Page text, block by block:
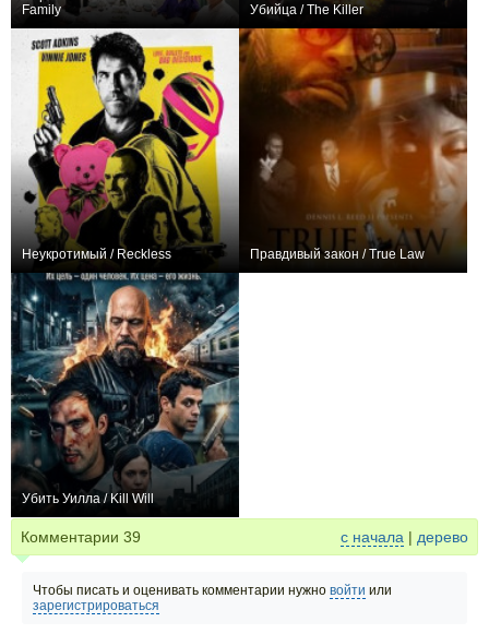
Family
Убийца / The Killer
Неукротимый / Reckless Правдивый закон / True Law
Убить Уилла / Kill Will
Комментарии 39 с начала | дерево
Чтобы писать и оценивать комментарии нужно войти или
зарегистрироваться